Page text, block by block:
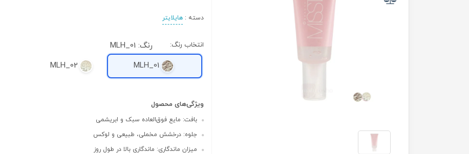
دسته :هایلایتر
انتخاب رنگ:
رنگ: MLH_01
MLH_01
MLH_02
ویژگی‌های محصول
بافت: مایع فوق‌العاده سبک و ابریشمی
جلوه: درخشش مخملی، طبیعی و لوکس
میزان ماندگاری: ماندگاری بالا در طول روز